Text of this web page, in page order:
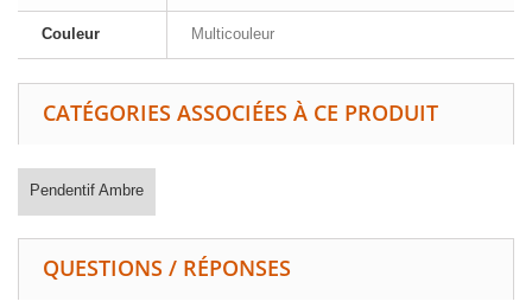
Couleur Multicouleur
CATÉGORIES ASSOCIÉES À CE PRODUIT
Pendentif Ambre
QUESTIONS / RÉPONSES